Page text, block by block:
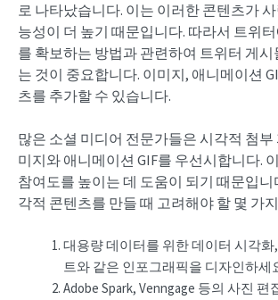
로 나타났습니다. 이는 이러한 콘텐츠가
능성이 더 높기 때문입니다. 따라서 트위
를 확보하는 방법과 관련하여 트위터 게
는 것이 중요합니다. 이미지, 애니메이션
츠를 추가할 수 있습니다.
많은 소셜 미디어 전문가들은 시각적 첨부
미지와 애니메이션 GIF를 우선시합니다.
참여도를 높이는 데 도움이 되기 때문입니
각적 콘텐츠를 만들 때 고려해야 할 몇 가
대용량 데이터를 위한 데이터 시각
트와 같은 인포그래픽을 디자인하세
Adobe Spark, Venngage 등의 사진